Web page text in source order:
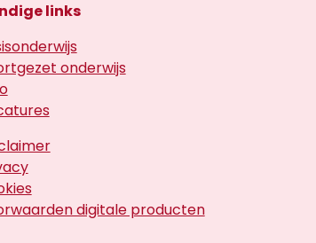
links
onderwijs
digitale producten